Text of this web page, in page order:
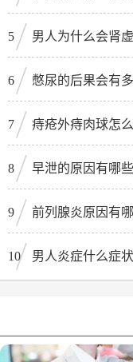
5 男人为什么会肾
6 憋尿的后果会有
7 痔疮外痔肉球怎
8 早泄的原因有哪
9 前列腺炎原因有
10 男人炎症什么症